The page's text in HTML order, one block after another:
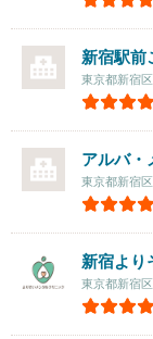
新宿駅前
東京都新宿
アルバ・
東京都新宿
新宿より
東京都新宿